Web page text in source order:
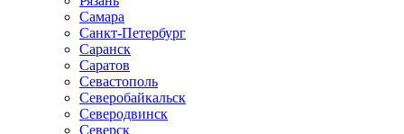
Самара
Санкт-Петербург
Саранск
Саратов
Севастополь
Северобайкальск
Северодвинск
Северск